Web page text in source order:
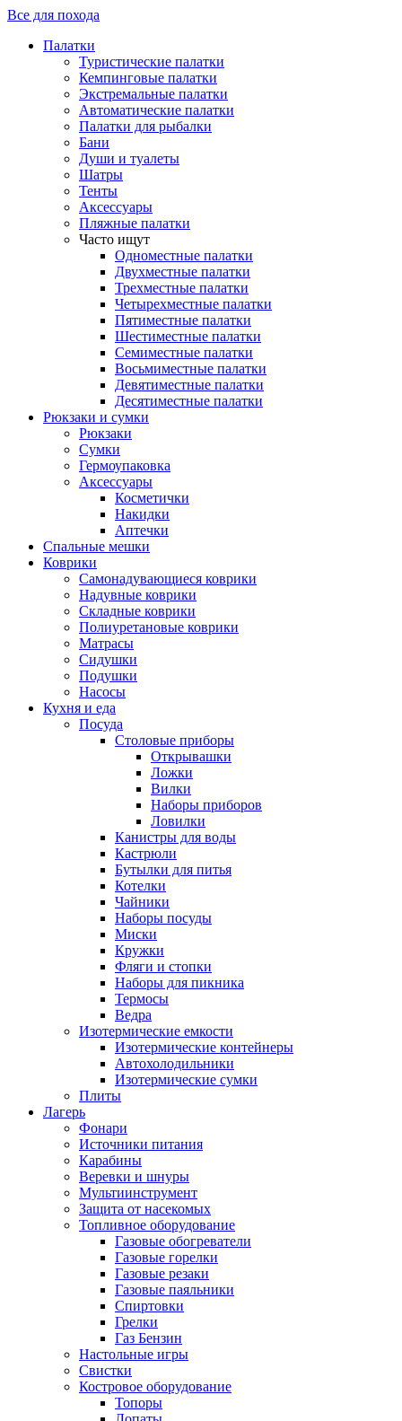
Все для похода
Палатки
Туристические палатки
Кемпинговые палатки
Экстремальные палатки
Автоматические палатки
Палатки для рыбалки
Бани
Души и туалеты
Шатры
Тенты
Аксессуары
Пляжные палатки
Часто ищут
Одноместные палатки
Двухместные палатки
Трехместные палатки
Четырехместные палатки
Пятиместные палатки
Шестиместные палатки
Семиместные палатки
Восьмиместные палатки
Девятиместные палатки
Десятиместные палатки
Рюкзаки и сумки
Рюкзаки
Сумки
Гермоупаковка
Аксессуары
Косметички
Накидки
Аптечки
Спальные мешки
Коврики
Самонадувающиеся коврики
Надувные коврики
Складные коврики
Полиуретановые коврики
Матрасы
Сидушки
Подушки
Насосы
Кухня и еда
Посуда
Столовые приборы
Открывашки
Ложки
Вилки
Наборы приборов
Ловилки
Канистры для воды
Кастрюли
Бутылки для питья
Котелки
Чайники
Наборы посуды
Миски
Кружки
Фляги и стопки
Наборы для пикника
Термосы
Ведра
Изотермические емкости
Изотермические контейнеры
Автохолодильники
Изотермические сумки
Плиты
Лагерь
Фонари
Источники питания
Карабины
Веревки и шнуры
Мультиинструмент
Защита от насекомых
Топливное оборудование
Газовые обогреватели
Газовые горелки
Газовые резаки
Газовые паяльники
Спиртовки
Грелки
Газ Бензин
Настольные игры
Свистки
Костровое оборудование
Топоры